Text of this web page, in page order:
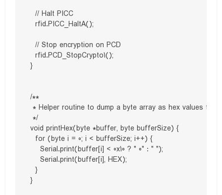
  // Halt PICC
  rfid.PICC_HaltA();
  // Stop encryption on PCD
  rfid.PCD_StopCrypto1();
}
/**
* Helper routine to dump a byte array as hex values to
*/
void printHex(byte *buffer, byte bufferSize) {
  for (byte i = 0; i < bufferSize; i++) {
    Serial.print(buffer[i] < 0x10 ? " 0" : " ");
    Serial.print(buffer[i], HEX);
  }
}